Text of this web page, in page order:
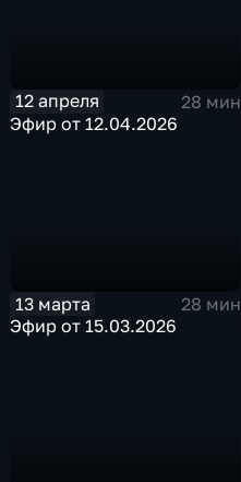
12 апреля
28 мин
Эфир от 12.04.2026
13 марта
28 мин
Эфир от 15.03.2026